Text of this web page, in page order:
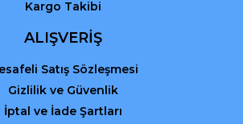
Kargo Takibi
ALIŞVERİŞ
Satış Sözleşmesi
Gizlilik ve Güvenlik
İptal ve İade Şartları